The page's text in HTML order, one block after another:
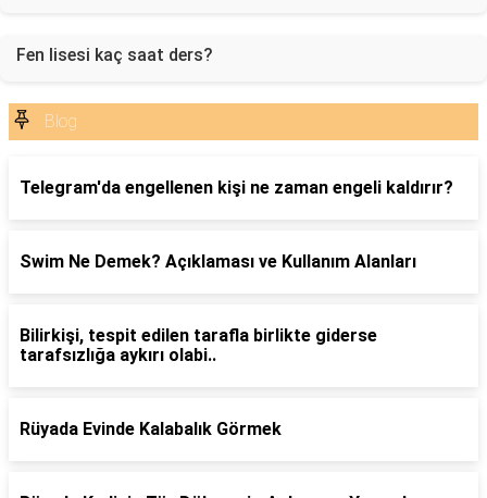
Fen lisesi kaç saat ders?
Blog
Telegram'da engellenen kişi ne zaman engeli kaldırır?
Swim Ne Demek? Açıklaması ve Kullanım Alanları
Bilirkişi, tespit edilen tarafla birlikte giderse
tarafsızlığa aykırı olabi..
Rüyada Evinde Kalabalık Görmek